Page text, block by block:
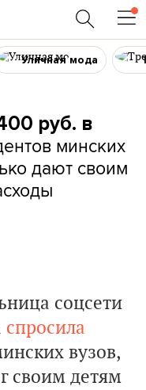
Уличная мода
руб. в
минских
дают своим
соцсети
спросила
вузов,
своим детям